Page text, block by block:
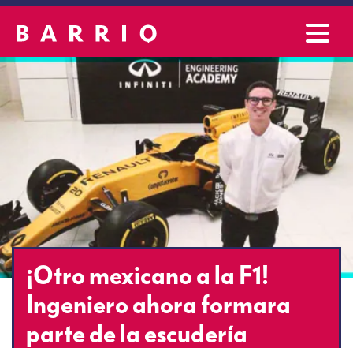
¡Otro mexicano a la F1!
Ingeniero ahora formara
parte de la escudería